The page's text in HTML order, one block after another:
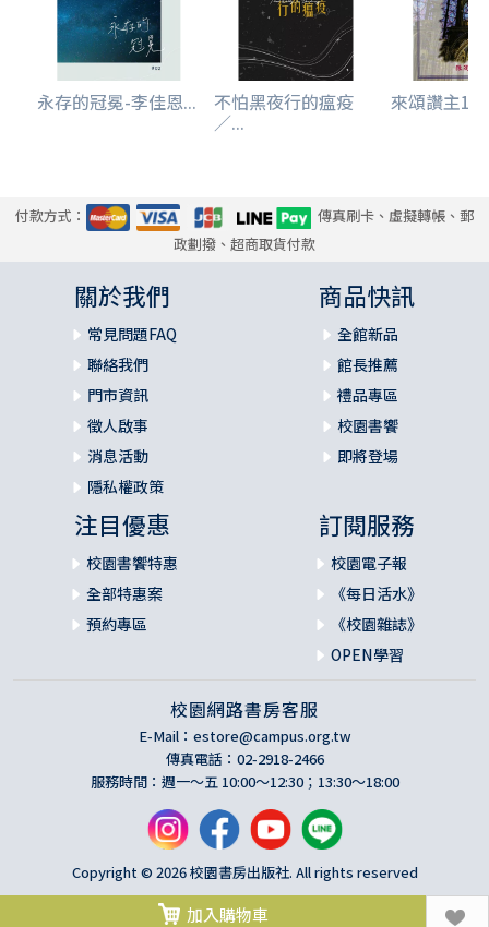
永存的冠冕-李佳恩... 不怕黑夜行的瘟疫
／...
來頌讚主
付款方式：
傳真刷卡、虛擬轉帳、郵
政劃撥、超商取貨付款
關於我們
常見問題FAQ
聯絡我們
門市資訊
徵人啟事
消息活動
隱私權政策
商品快訊
全館新品
館長推薦
禮品專區
校園書饗
即將登場
注目優惠
校園書饗特惠
全部特惠案
預約專區
訂閱服務
校園電子報
《每日活水》
《校園雜誌》
OPEN學習
校園網路書房客服
E-Mail： estore@campus.org.tw
傳真電話：02-2918-2466
服務時間：週一～五 10:00～12:30；13:30～18:00
Copyright © 2026 校園書房出版社. All rights reserved
加入購物車